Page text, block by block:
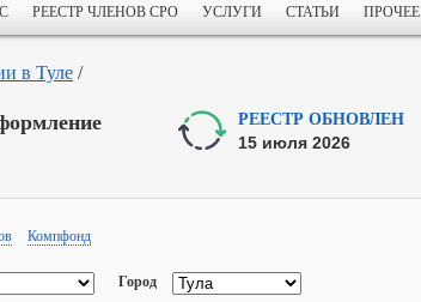
РЕЕСТР ЧЛЕНОВ СРО УСЛУГИ СТАТЬИ ПРОЧЕЕ
в Туле /
РЕЕСТР ОБНОВЛЕН
15 июля 2026
Компфонд
Город